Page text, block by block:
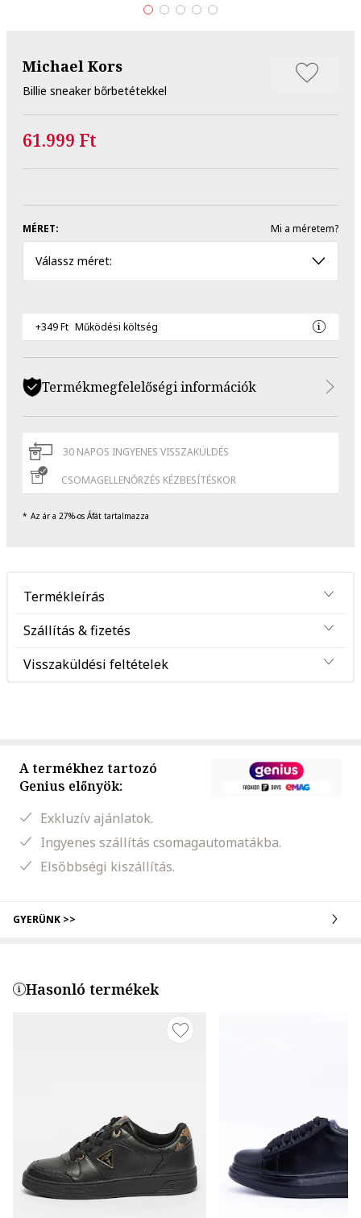
Michael Kors
Billie sneaker bőrbetétekkel
61.999 Ft
MÉRET: Mi a méretem?
Válassz méret:
+349 Ft Működési költség
Termékmegfelelőségi információk
30 NAPOS INGYENES VISSZAKÜLDÉS
CSOMAGELLENŐRZÉS KÉZBESÍTÉSKOR
Az ár a 27%-os Áfát tartalmazza
Termékleírás
Szállítás & fizetés
Visszaküldési feltételek
A termékhez tartozó
Genius előnyök:
Exkluzív ajánlatok.
Ingyenes szállítás csomagautomatákba.
Elsőbbségi kiszállítás.
GYERÜNK >>
Hasonló termékek